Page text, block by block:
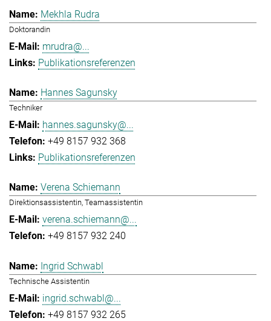
Mekhla Rudra
Doktorandin
mrudra@...
Publikationsreferenzen
Hannes Sagunsky
Techniker
hannes.sagunsky@...
+49 8157 932 368
Publikationsreferenzen
Verena Schiemann
Direktionsassistentin, Teamassistentin
verena.schiemann@...
+49 8157 932 240
Ingrid Schwabl
Technische Assistentin
ingrid.schwabl@...
+49 8157 932 265